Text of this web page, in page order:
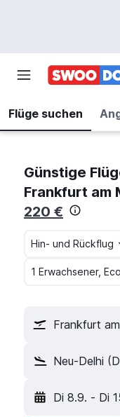
Flüge suchen
Günstige
Frankfurt am
220 €
Hin- und Rückflug
1 Erwachsener,
Frankfurt
Neu-Delhi
Di 8.9. - Di